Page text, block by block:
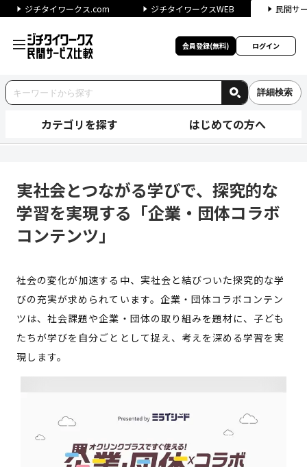
ジチタイワークス.com ジチタイワークスWEB 民間サ
会員登録(無料) ログイン
詳細検索
カテゴリを探す はじめての方へ
実社会とつながる学びで、探究的な
学習を実現する「企業・団体コラボ
コンテンツ」
社会の変化が加速する中、実社会と結びついた探究的な学
びの充実が求められています。企業・団体コラボコンテン
ツは、社会課題や企業・団体の取り組みを題材に、子ども
たちが学びを自分ごととして捉え、考えを深める学習を実
現します。